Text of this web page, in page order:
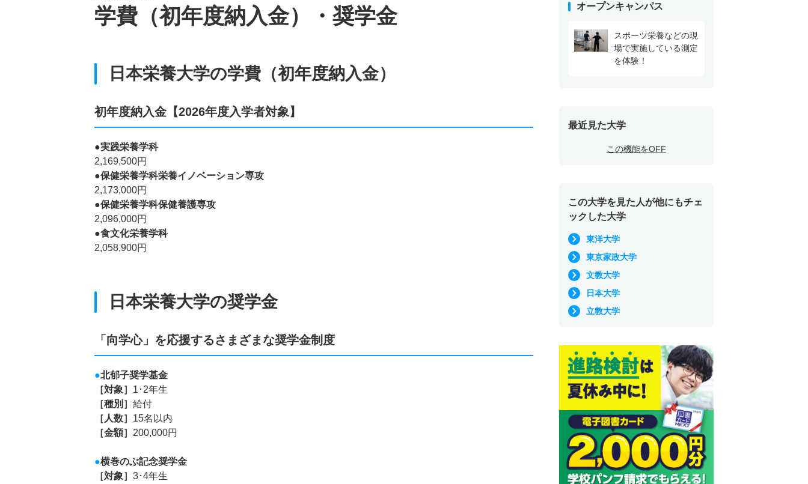
学費（初年度納入金）・奨学金
日本栄養大学の学費（初年度納入金）
初年度納入金【2026年度入学者対象】
●実践栄養学科
2,169,500円
●保健栄養学科栄養イノベーション専攻
2,173,000円
●保健栄養学科保健養護専攻
2,096,000円
●食文化栄養学科
2,058,900円
日本栄養大学の奨学金
「向学心」を応援するさまざまな奨学金制度
●北郁子奨学基金
［対象］ 1･2年生
［種別］ 給付
［人数］ 15名以内
［金額］ 200,000円
●横巻のぶ記念奨学金
［対象］ 3･4年生
オープンキャンパス
スポーツ栄養などの現
場で実施している測定
を体験！
最近見た大学
この機能をOFF
この大学を見た人が他にもチェ
ックした大学
東洋大学
東京家政大学
文教大学
日本大学
立教大学